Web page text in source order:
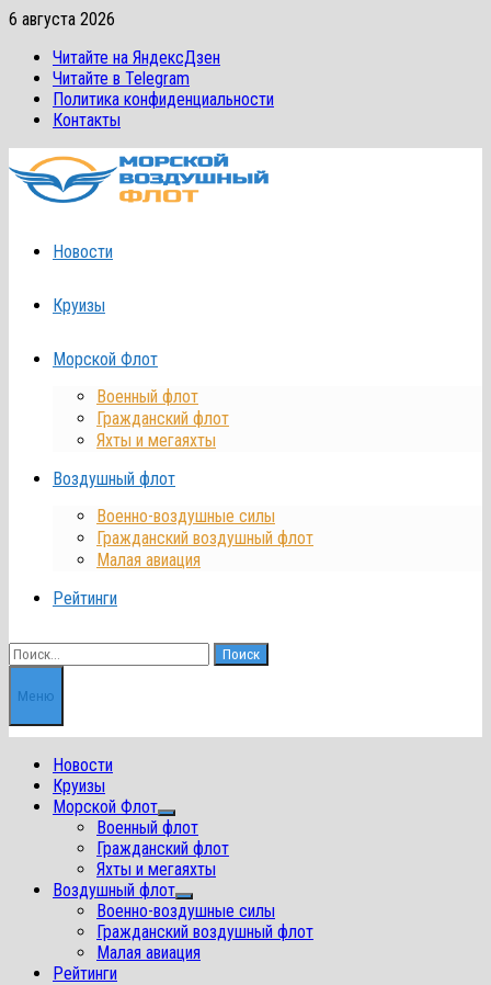
Перейти
содержимому
6 августа 2026
Читайте на ЯндексДзен
Читайте в Telegram
Политика конфиденциальности
Контакты
Новости
Круизы
Морской Флот
Военный флот
Гражданский флот
Яхты и мегаяхты
Воздушный флот
Военно-воздушные силы
Гражданский воздушный флот
Малая авиация
Рейтинги
Найти:
Меню
Новости
Круизы
Морской Флот
Показать
подменю
Военный флот
Гражданский флот
Яхты и мегаяхты
Воздушный флот
Показать
подменю
Военно-воздушные силы
Гражданский воздушный флот
Малая авиация
Рейтинги